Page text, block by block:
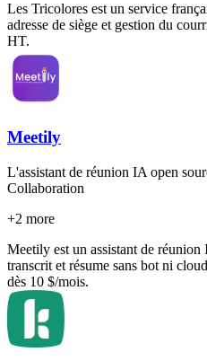
Les Tricolores est un service
adresse de siège et gestion du
HT.
Meetily
L'assistant de réunion IA open
Collaboration
+2 more
Meetily est un assistant de
transcrit et résume sans bot ni
dès 10 $/mois.